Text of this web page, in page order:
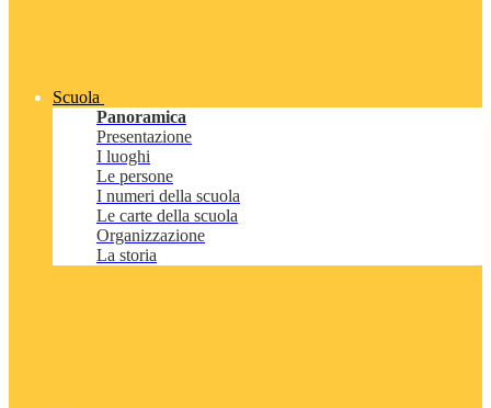
Scuola
Panoramica
Presentazione
I luoghi
Le persone
I numeri della scuola
Le carte della scuola
Organizzazione
La storia